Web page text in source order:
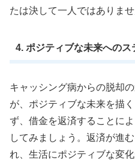
たは決して一人ではありませ
4. ポジティブな未来へのス
キャッシング病からの脱却
が、ポジティブな未来を描
ず、借金を返済することに
してみましょう。返済が進
れ、生活にポジティブな変